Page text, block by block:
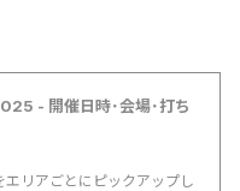
- 開催日時･会場･打ち
リアごとにピックアップし